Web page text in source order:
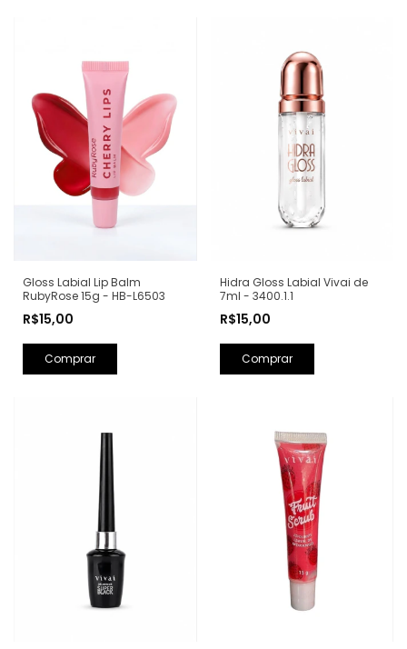
Gloss Labial Lip Balm
RubyRose 15g - HB-L6503
R$15,00
Comprar
Hidra Gloss Labial Vivai de
7ml - 3400.1.1
R$15,00
Comprar